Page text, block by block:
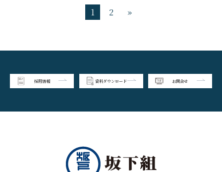
1 2 »
採用情報 資料ダウンロード お問合せ